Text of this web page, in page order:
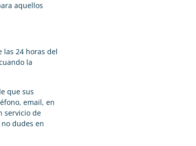
aquellos
las 24 horas del
la
que sus
email, en
servicio de
dudes en